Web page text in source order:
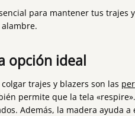
para mantener tus trajes
opción ideal
trajes y blazers son las
permite que la tela
Además, la madera ayuda a